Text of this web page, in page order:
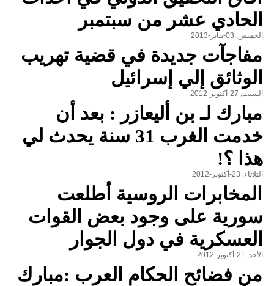
الحادي عشر من سبتمبر
الخميس, 03-يناير-2013
مفاجآت جديدة في قضية تهريب
الوثائق إلي إسرائيل
السبت, 27-أكتوبر-2012
مبارك لـ بن أليعازر : بعد أن
خدمت الغرب 31 سنة يحدث لي
هذا ؟!
الثلاثاء, 23-أكتوبر-2012
المخابرات الروسية أطلعت
سورية على وجود بعض القوات
العسكرية في دول الجوار
الأحد, 21-أكتوبر-2012
من فضائح الحكام العرب :مبارك